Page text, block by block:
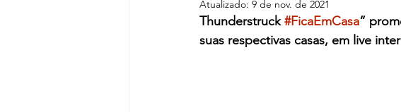
Atualizado: 9 de nov. de 2021
Thunderstruck #FicaEmCasa”
suas respectivas casas, em live